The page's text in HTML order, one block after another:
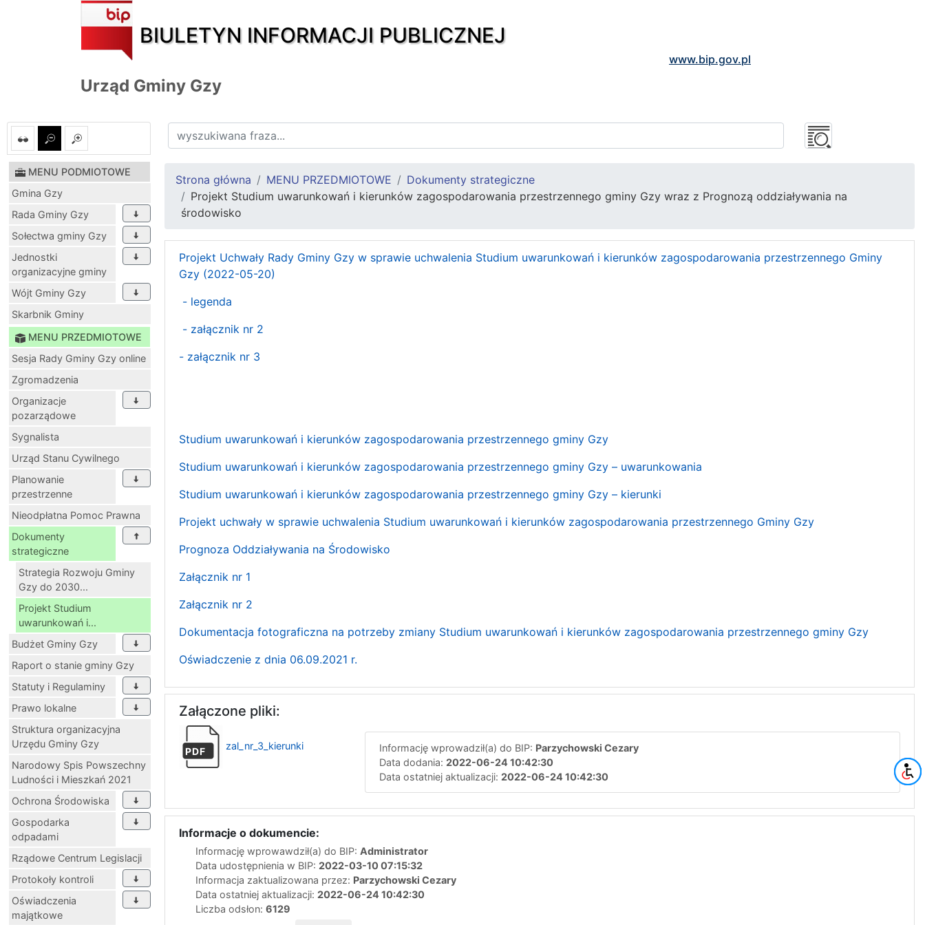
BIULETYN INFORMACJI PUBLICZNEJ
www.bip.gov.pl
Urząd Gminy Gzy
MENU PODMIOTOWE
Gmina Gzy
Rada Gminy Gzy
Sołectwa gminy Gzy
Jednostki
organizacyjne gminy
Wójt Gminy Gzy
Skarbnik Gminy
MENU PRZEDMIOTOWE
Sesja Rady Gminy Gzy online
Zgromadzenia
Organizacje
pozarządowe
Sygnalista
Urząd Stanu Cywilnego
Planowanie
przestrzenne
Nieodpłatna Pomoc Prawna
Dokumenty
strategiczne
Strategia Rozwoju Gminy
Gzy do 2030...
Projekt Studium
uwarunkowań i...
Budżet Gminy Gzy
Raport o stanie gminy Gzy
Statuty i Regulaminy
Prawo lokalne
Struktura organizacyjna
Urzędu Gminy Gzy
Narodowy Spis Powszechny
Ludności i Mieszkań 2021
Ochrona Środowiska
Gospodarka
odpadami
Rządowe Centrum Legislacji
Protokoły kontroli
Oświadczenia
majątkowe
Strona główna MENU PRZEDMIOTOWE
Dokumenty strategiczne
Projekt Studium uwarunkowań i kierunków zagospodarowania przestrzennego gminy Gzy wraz z Prognozą oddziaływania na
środowisko
Projekt Uchwały Rady Gminy Gzy w sprawie uchwalenia Studium uwarunkowań i kierunków zagospodarowania przestrzennego Gminy
Gzy (2022-05-20)
- legenda
- załącznik nr 2
- załącznik nr 3
Studium uwarunkowań i kierunków zagospodarowania przestrzennego gminy Gzy
Studium uwarunkowań i kierunków zagospodarowania przestrzennego gminy Gzy – uwarunkowania
Studium uwarunkowań i kierunków zagospodarowania przestrzennego gminy Gzy – kierunki
Projekt uchwały w sprawie uchwalenia Studium uwarunkowań i kierunków zagospodarowania przestrzennego Gminy Gzy
Prognoza Oddziaływania na Środowisko
Załącznik nr 1
Załącznik nr 2
Dokumentacja fotograficzna na potrzeby zmiany Studium uwarunkowań i kierunków zagospodarowania przestrzennego gminy Gzy
Oświadczenie z dnia 06.09.2021 r.
Załączone pliki:
PDF
zal_nr_3_kierunki Informację wprowadził(a) do BIP: Parzychowski Cezary
Data dodania: 2022-06-24 10:42:30
Data ostatniej aktualizacji: 2022-06-24 10:42:30
Informacje o dokumencie:
Informację wprowawdził(a) do BIP: Administrator
Data udostępnienia w BIP: 2022-03-10 07:15:32
Informacja zaktualizowana przez: Parzychowski Cezary
Data ostatniej aktualizacji: 2022-06-24 10:42:30
Liczba odsłon: 6129